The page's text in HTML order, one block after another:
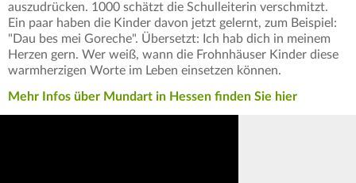
auszudrücken. 1000 schätzt die Schulleiterin verschmitzt.
Ein paar haben die Kinder davon jetzt gelernt, zum Beispiel:
"Dau bes mei Goreche". Übersetzt: Ich hab dich in meinem
Herzen gern. Wer weiß, wann die Frohnhäuser Kinder diese
warmherzigen Worte im Leben einsetzen können.
Mehr Infos über Mundart in Hessen finden Sie hier